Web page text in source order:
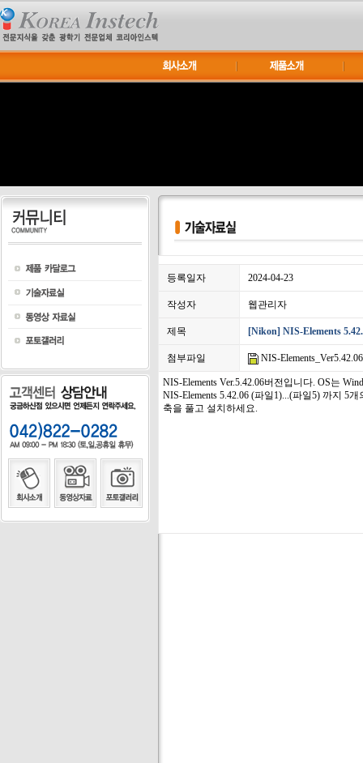
등록일자 2024-04-23
작성자 웹관리자
제목 [Nikon] NIS-Elements
첨부파일 NIS-
NIS-Elements Ver.5.42.06버전입니다. OS는
NIS-Elements 5.42.06 (파일1)...(파일5) 까지 5
축을 풀고 설치하세요.